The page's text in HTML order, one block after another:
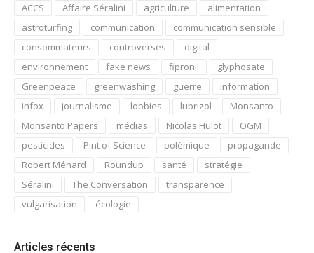
ACCS Affaire Séralini agriculture
alimentation
astroturfing
communication
communication sensible
consommateurs
controverses
digital
environnement
fake news fipronil
glyphosate
Greenpeace
greenwashing guerre
information
infox
journalisme lobbies lubrizol
Monsanto
Monsanto Papers
médias Nicolas Hulot
OGM
pesticides
Pint of Science polémique
propagande
Robert Ménard
Roundup santé
stratégie
Séralini
The Conversation
transparence
vulgarisation
écologie
Articles récents